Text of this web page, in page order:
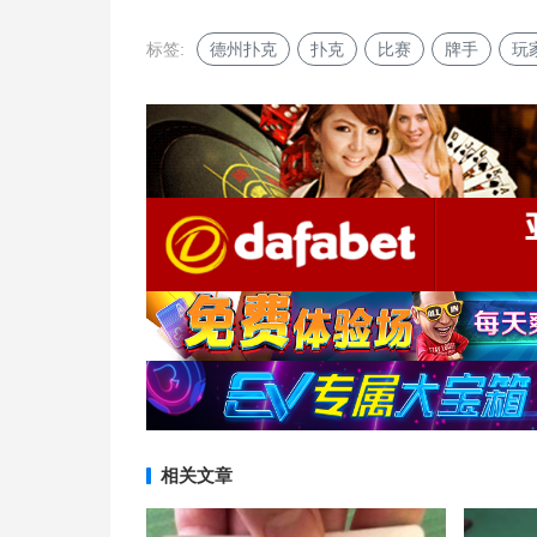
标签: 德州扑克 扑克 比赛 牌手 玩
相关文章